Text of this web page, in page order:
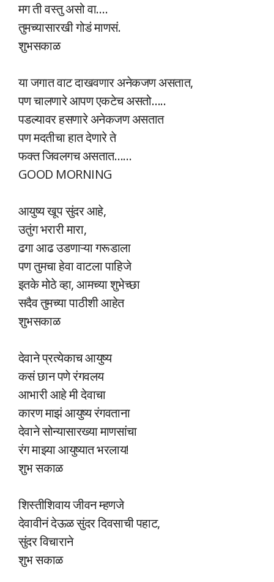
मग ती वस्तु असो वा….
तुमच्यासारखी गोडं माणसं.
शुभसकाळ
या जगात वाट दाखवणार अनेकजण असतात,
पण चालणारे आपण एकटेच असतो…..
पडल्यावर हसणारे अनेकजण असतात
पण मदतीचा हात देणारे ते
फक्त जिवलगच असतात……
GOOD MORNING
आयुष्य खूप सुंदर आहे,
उतुंग भरारी मारा,
ढगा आढ उडणाऱ्या गरूडाला
पण तुमचा हेवा वाटला पाहिजे
इतके मोठे व्हा, आमच्या शुभेच्छा
सदैव तुमच्या पाठीशी आहेत
शुभसकाळ
देवाने प्रत्येकाच आयुष्य
कसं छान पणे रंगवलय
आभारी आहे मी देवाचा
कारण माझं आयुष्य रंगवताना
देवाने सोन्यासारख्या माणसांचा
रंग माझ्या आयुष्यात भरलाय!
शुभ सकाळ
शिस्तीशिवाय जीवन म्हणजे
देवावीनं देऊळ सुंदर दिवसाची पहाट,
सुंदर विचाराने
शुभ सकाळ